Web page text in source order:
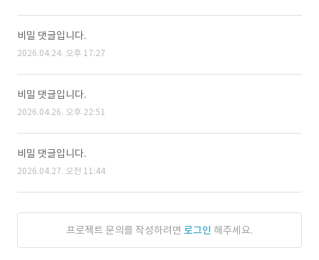
비밀 댓글입니다.
2026.04.24. 오후 17:27
비밀 댓글입니다.
2026.04.26. 오후 22:51
비밀 댓글입니다.
2026.04.27. 오전 11:44
프로젝트 문의를 작성하려면 로그인 해주세요.